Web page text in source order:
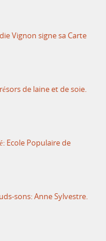
Vignon signe sa Carte
de laine et de soie.
Ecole Populaire de
sons: Anne Sylvestre.